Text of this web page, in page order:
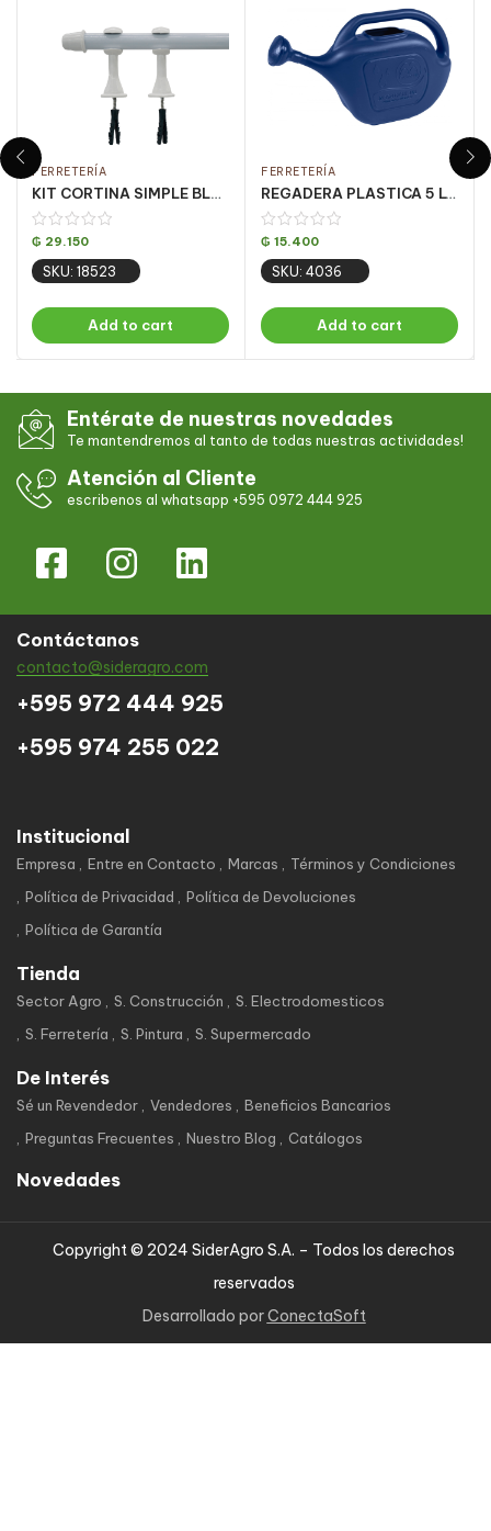
FERRETERÍA
KIT CORTINA SIMPLE BLANCO 2.50 MT (PQT C/ 5 UN)
₲ 29.150
SKU: 18523
Add to cart
FERRETERÍA
REGADERA PLASTICA 5 LTS AZUL – PQT 8
₲ 15.400
SKU: 4036
Add to cart
Entérate de nuestras novedades
Te mantendremos al tanto de todas nuestras actividades!
Atención al Cliente
escribenos al whatsapp +595 0972 444 925
Contáctanos
contacto@sideragro.com
+595 972 444 925
+595 974 255 022
Institucional
Empresa Entre en Contacto Marcas
Términos y Condiciones
Política de Privacidad
Política de Devoluciones
Política de Garantía
Tienda
Sector Agro S. Construcción
S. Electrodomesticos
S. Ferretería
S. Pintura S. Supermercado
De Interés
Sé un Revendedor Vendedores
Beneficios Bancarios
Preguntas Frecuentes
Nuestro Blog Catálogos
Novedades
Copyright © 2024 SiderAgro S.A. – Todos los derechos
reservados
Desarrollado porConectaSoft